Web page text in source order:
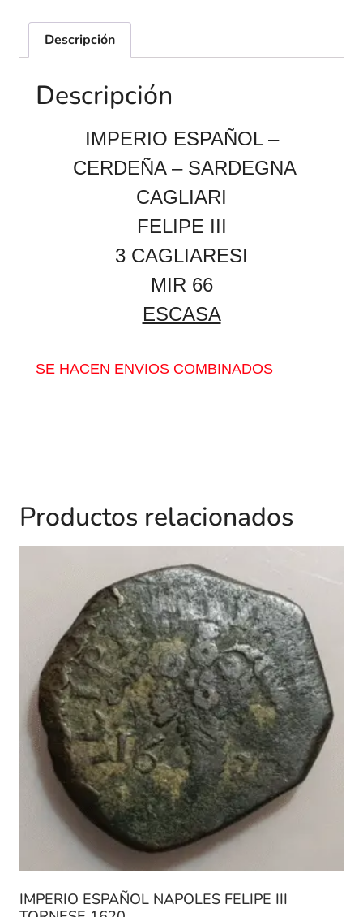
Descripción
Descripción
IMPERIO ESPAÑOL –
CERDEÑA – SARDEGNA
CAGLIARI
FELIPE III
3 CAGLIARESI
MIR 66
ESCASA
SE HACEN ENVIOS COMBINADOS
Productos relacionados
IMPERIO ESPAÑOL NAPOLES FELIPE III